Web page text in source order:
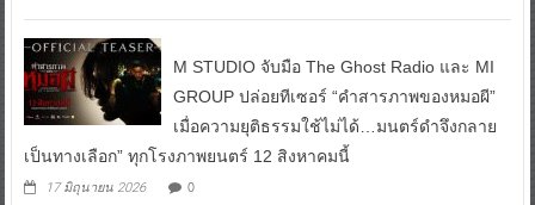
M STUDIO จับมือ The Ghost Radio และ MI
GROUP ปล่อยทีเซอร์ “คำสารภาพของหมอผี”
เมื่อความยุติธรรมใช้ไม่ได้…มนตร์ดำจึงกลาย
เป็นทางเลือก” ทุกโรงภาพยนตร์ 12 สิงหาคมนี้
17 มิถุนายน 2026 0